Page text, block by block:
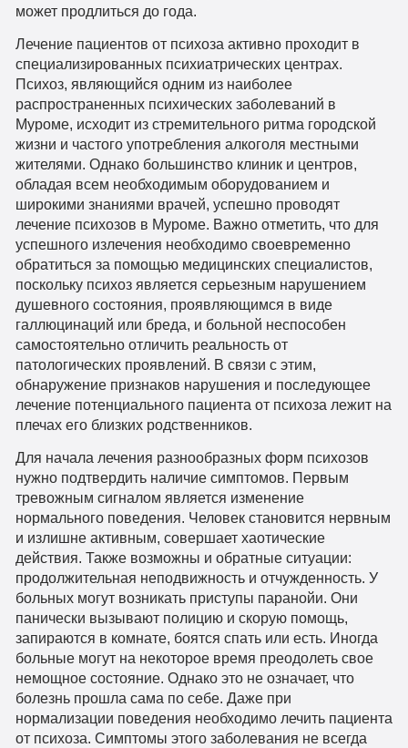
может продлиться до года.
Лечение пациентов от психоза активно проходит в
специализированных психиатрических центрах.
Психоз, являющийся одним из наиболее
распространенных психических заболеваний в
Муроме, исходит из стремительного ритма городской
жизни и частого употребления алкоголя местными
жителями. Однако большинство клиник и центров,
обладая всем необходимым оборудованием и
широкими знаниями врачей, успешно проводят
лечение психозов в Муроме. Важно отметить, что для
успешного излечения необходимо своевременно
обратиться за помощью медицинских специалистов,
поскольку психоз является серьезным нарушением
душевного состояния, проявляющимся в виде
галлюцинаций или бреда, и больной неспособен
самостоятельно отличить реальность от
патологических проявлений. В связи с этим,
обнаружение признаков нарушения и последующее
лечение потенциального пациента от психоза лежит на
плечах его близких родственников.
Для начала лечения разнообразных форм психозов
нужно подтвердить наличие симптомов. Первым
тревожным сигналом является изменение
нормального поведения. Человек становится нервным
и излишне активным, совершает хаотические
действия. Также возможны и обратные ситуации:
продолжительная неподвижность и отчужденность. У
больных могут возникать приступы паранойи. Они
панически вызывают полицию и скорую помощь,
запираются в комнате, боятся спать или есть. Иногда
больные могут на некоторое время преодолеть свое
немощное состояние. Однако это не означает, что
болезнь прошла сама по себе. Даже при
нормализации поведения необходимо лечить пациента
от психоза. Симптомы этого заболевания не всегда